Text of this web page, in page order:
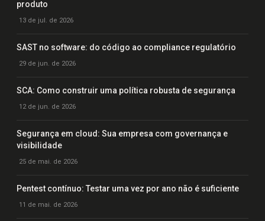
produto
13 de jul. de 2026
SAST no software: do código ao compliance regulatório
29 de jun. de 2026
SCA: Como construir uma política robusta de segurança
12 de jun. de 2026
Segurança em cloud: Sua empresa com governança e
visibilidade
25 de mai. de 2026
Pentest contínuo: Testar uma vez por ano não é suficiente
11 de mai. de 2026